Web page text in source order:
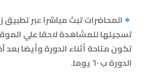
المحاضرات تبث مباشرا عبر
تسجيلها للمشاهدة لاحقا علي
تكون متاحة أثناء الدورة وأيضا بعد
الدورة ب ٦٠ يوما.